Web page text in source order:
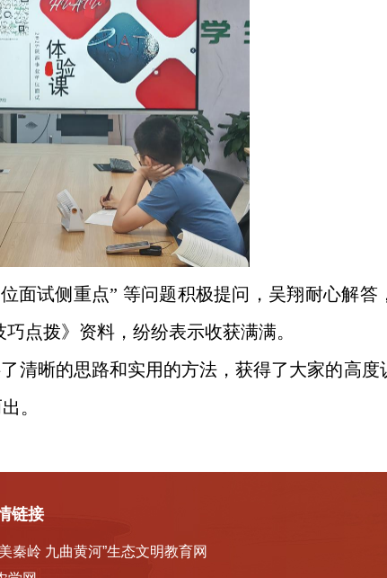
面试侧重点” 等问题积极提问，吴翔耐心解答
点拨》资料，纷纷表示收获满满。
清晰的思路和实用的方法，获得了大家的高度
。
链接
秦岭 九曲黄河”生态文明教育网